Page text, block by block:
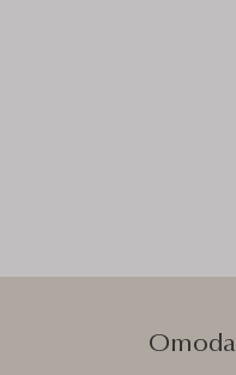
Omoda